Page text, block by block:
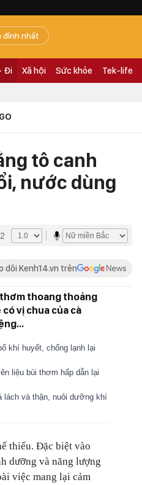
đỉnh nhất
Đi Xã hội Sức khỏe Tek-life
tô canh
nước dùng
dõi Kenh14.vn trên
thơm thoang thoảng
vị chua của cà
khí huyết, chống lạnh lại
liệu bùi thơm hấp dẫn lại
lách và thận, nuôi dưỡng khí
thiếu. Đặc biệt vào
dưỡng và năng lượng
việc mang lại cảm